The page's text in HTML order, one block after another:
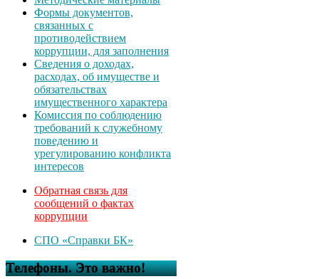
Формы документов,
связанных с
противодействием
коррупции, для заполнения
Сведения о доходах,
расходах, об имуществе и
обязательствах
имущественного характера
Комиссия по соблюдению
требований к служебному
поведению и
урегулированию конфликта
интересов
Обратная связь для
сообщений о фактах
коррупции
СПО «Справки БК»
Телефоны. Это важно!